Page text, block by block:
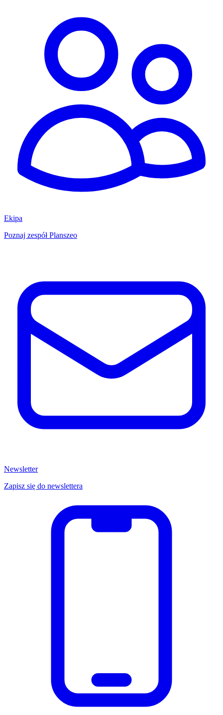
Ekipa
Poznaj zespół Planszeo
Newsletter
Zapisz się do newslettera